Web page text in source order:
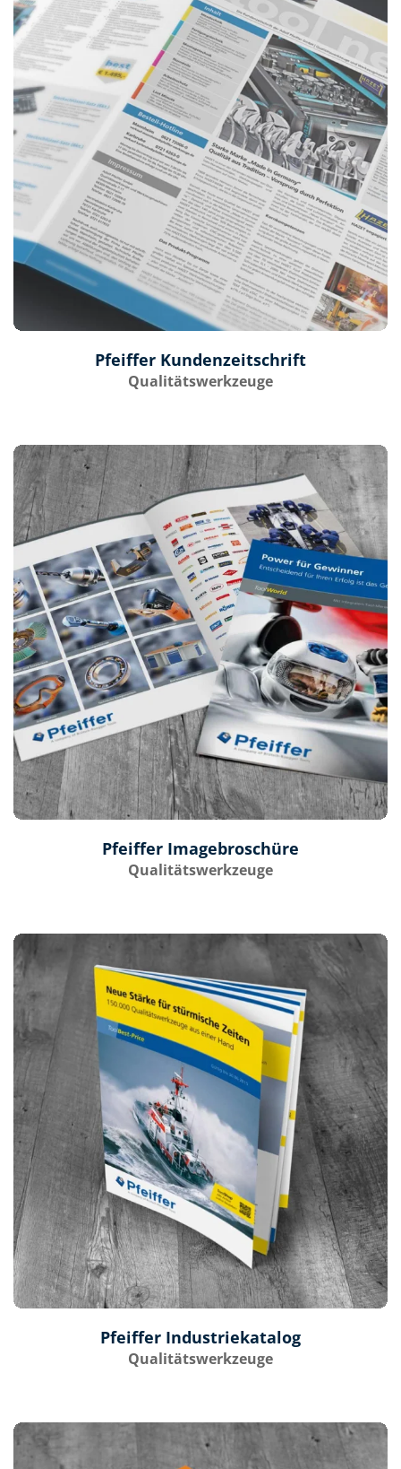
Pfeiffer Kundenzeitschrift
Qualitätswerkzeuge
Pfeiffer Imagebroschüre
Qualitätswerkzeuge
Pfeiffer Industriekatalog
Qualitätswerkzeuge